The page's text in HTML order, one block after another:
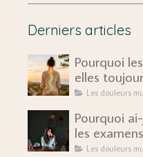
Derniers articles
Pourquoi
elles
Les douleurs
Pourquoi
les
Les douleurs